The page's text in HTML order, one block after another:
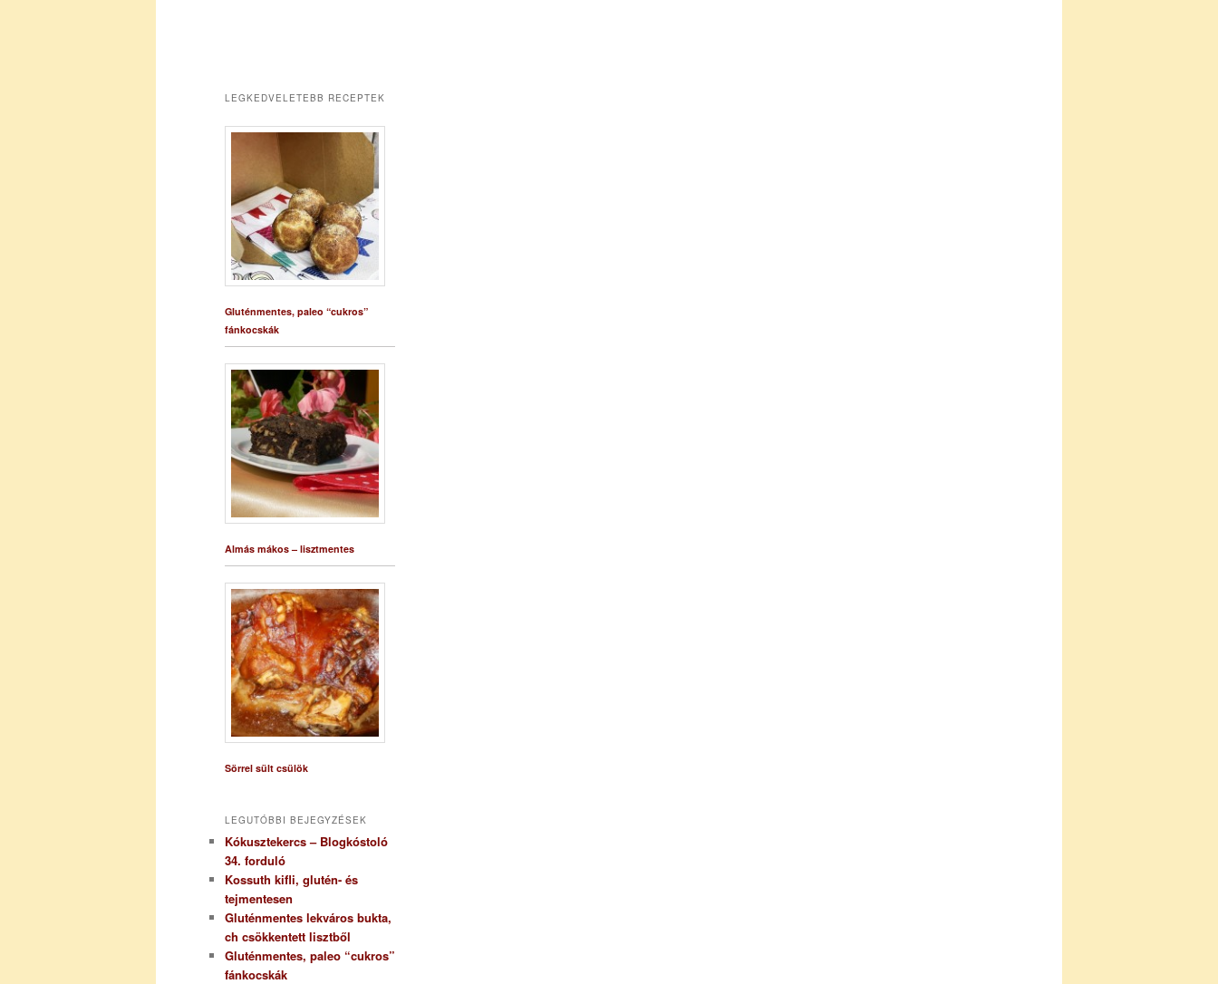
LEGKEDVELETEBB RECEPTEK
Gluténmentes, paleo “cukros”
fánkocskák
Almás mákos – lisztmentes
Sörrel sült csülök
LEGUTÓBBI BEJEGYZÉSEK
Kókusztekercs – Blogkóstoló
34. forduló
Kossuth kifli, glutén- és
tejmentesen
Gluténmentes lekváros bukta,
ch csökkentett lisztből
Gluténmentes, paleo “cukros”
fánkocskák